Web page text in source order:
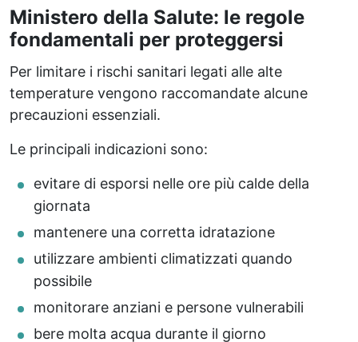
Ministero della Salute: le regole
fondamentali per proteggersi
Per limitare i rischi sanitari legati alle alte
temperature vengono raccomandate alcune
precauzioni essenziali.
Le principali indicazioni sono:
evitare di esporsi nelle ore più calde della
giornata
mantenere una corretta idratazione
utilizzare ambienti climatizzati quando
possibile
monitorare anziani e persone vulnerabili
bere molta acqua durante il giorno